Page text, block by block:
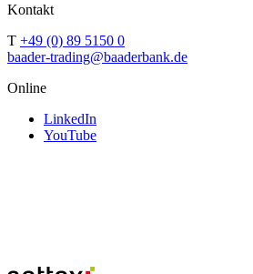
Kontakt
T +49 (0) 89 5150 0
baader-trading@baaderbank.de
Online
LinkedIn
YouTube